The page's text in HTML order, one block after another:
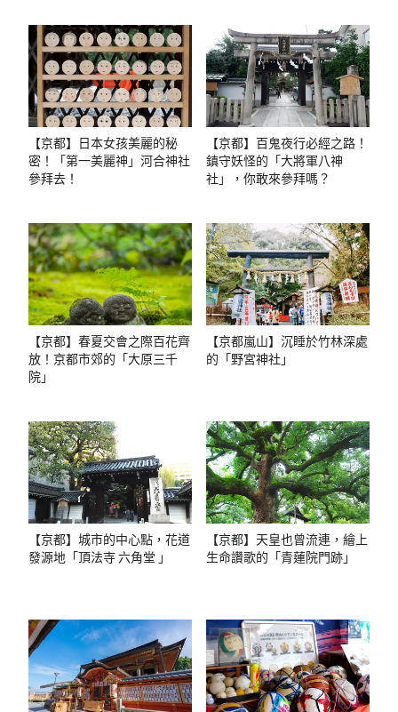
【京都】日本女孩美麗的秘
密！「第一美麗神」河合神社
參拜去！
【京都】百鬼夜行必經之路！
鎮守妖怪的「大將軍八神
社」，你敢來參拜嗎？
【京都】春夏交會之際百花齊
放！京都市郊的「大原三千
院」
【京都嵐山】沉睡於竹林深處
的「野宮神社」
【京都】城市的中心點，花道
發源地「頂法寺 六角堂 」
【京都】天皇也曾流連，繪上
生命讚歌的「青蓮院門跡」